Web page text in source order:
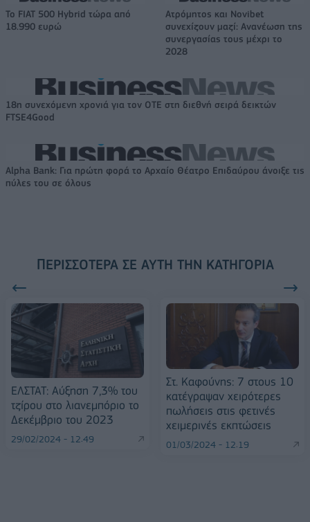
Το FIAT 500 Hybrid τώρα από
18.990 ευρώ
Ατρόμητος και Novibet
συνεχίζουν μαζί: Ανανέωση της
συνεργασίας τους μέχρι το
2028
18η συνεχόμενη χρονιά για τον ΟΤΕ στη διεθνή σειρά δεικτών
FTSE4Good
Alpha Bank: Για πρώτη φορά το Αρχαίο Θέατρο Επιδαύρου άνοιξε τις
πύλες του σε όλους
ΠΕΡΙΣΣΌΤΕΡΑ ΣΕ ΑΥΤΉ ΤΗΝ ΚΑΤΗΓΟΡΊΑ
ΕΛΣΤΑΤ: Αύξηση 7,3% του
τζίρου στο λιανεμπόριο το
Δεκέμβριο του 2023
29/02/2024 - 12:49
Στ. Καφούνης: 7 στους 10
κατέγραψαν χειρότερες
πωλήσεις στις φετινές
χειμερινές εκπτώσεις
01/03/2024 - 12:19